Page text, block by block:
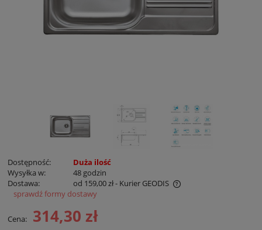
Dostępność:
Duża ilość
Wysyłka w:
48 godzin
Dostawa:
od 159,00 zł- Kurier GEODIS
Cena nie zawiera ewentualnych kosztów płatności
sprawdź formy dostawy
Cena: 314,30 zł